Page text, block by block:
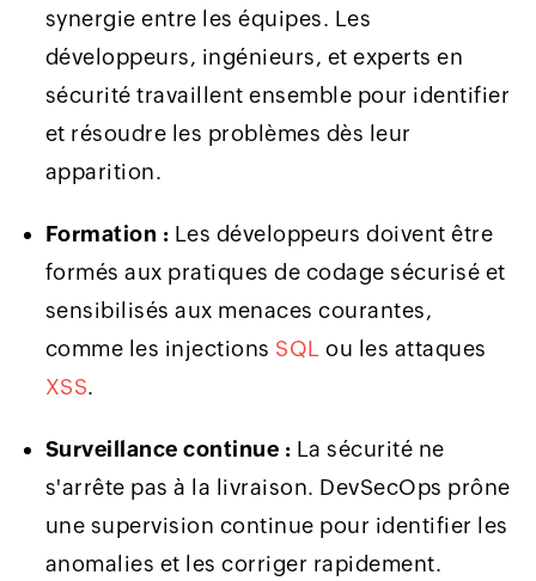
synergie entre les équipes. Les
développeurs, ingénieurs, et experts en
sécurité travaillent ensemble pour identifier
et résoudre les problèmes dès leur
apparition.
Formation : Les développeurs doivent être
formés aux pratiques de codage sécurisé et
sensibilisés aux menaces courantes,
comme les injections SQL ou les attaques
XSS.
Surveillance continue : La sécurité ne
s'arrête pas à la livraison. DevSecOps prône
une supervision continue pour identifier les
anomalies et les corriger rapidement.